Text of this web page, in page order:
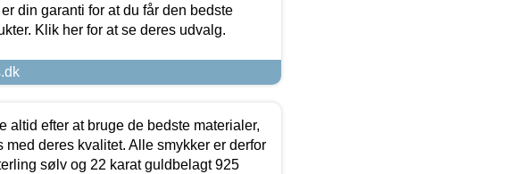
din garanti for at du får den bedste
Klik her for at se deres udvalg.
altid efter at bruge de bedste materialer,
deres kvalitet. Alle smykker er derfor
sølv og 22 karat guldbelagt 925